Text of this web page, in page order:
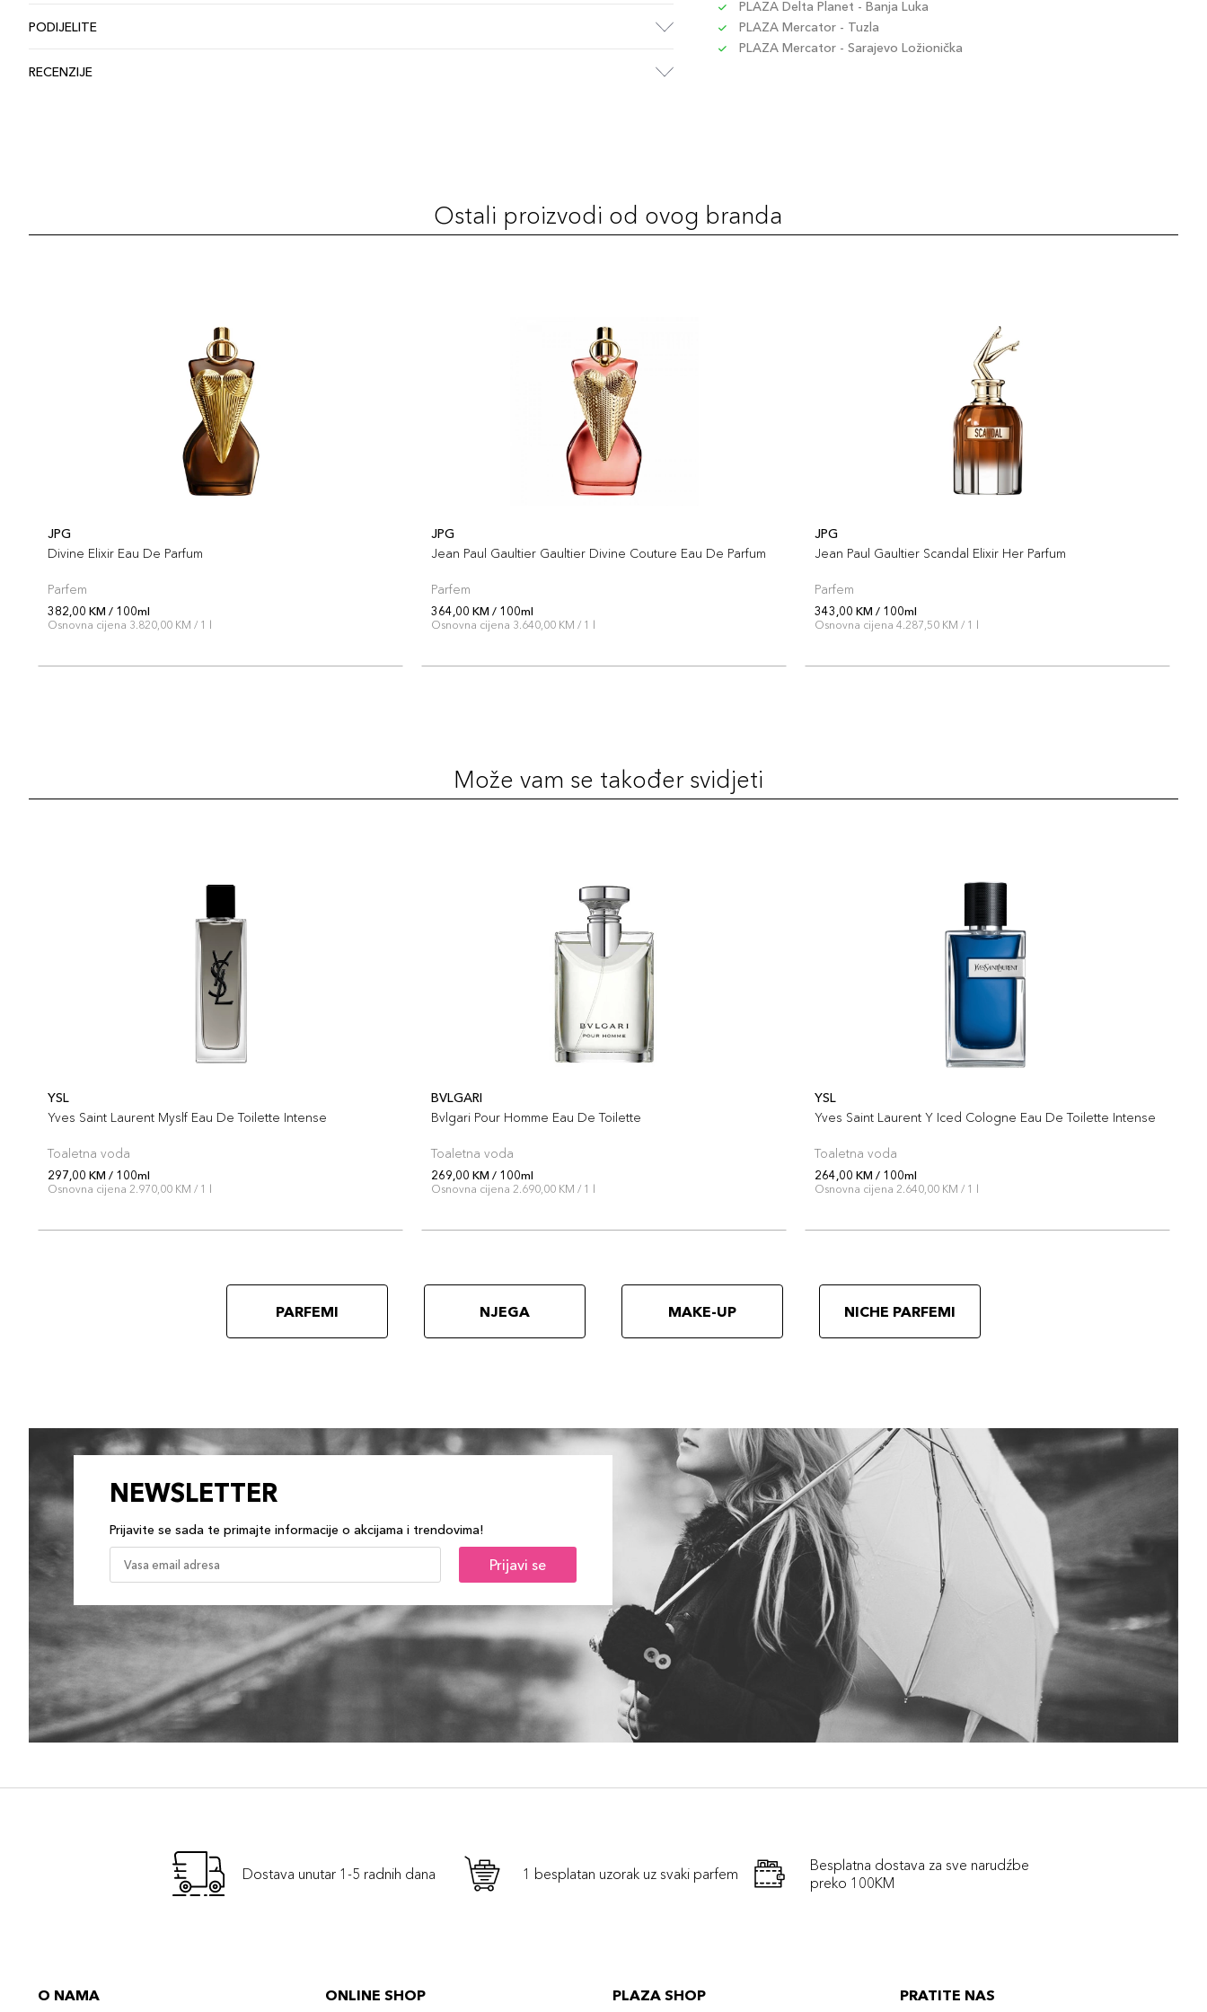
PODIJELITE
RECENZIJE
PLAZA Delta Planet - Banja Luka
PLAZA Mercator - Tuzla
PLAZA Mercator - Sarajevo Ložionička
Ostali proizvodi od ovog branda
JPG
Divine Elixir Eau De Parfum
Parfem
382,00 KM / 100ml
Osnovna cijena 3.820,00 KM / 1 l
JPG
Jean Paul Gaultier Gaultier Divine Couture Eau De Parfum
Parfem
364,00 KM / 100ml
Osnovna cijena 3.640,00 KM / 1 l
JPG
Jean Paul Gaultier Scandal Elixir Her Parfum
Parfem
343,00 KM / 100ml
Osnovna cijena 4.287,50 KM / 1 l
Može vam se također svidjeti
YSL
Yves Saint Laurent Myslf Eau De Toilette Intense
Toaletna voda
297,00 KM / 100ml
Osnovna cijena 2.970,00 KM / 1 l
BVLGARI
Bvlgari Pour Homme Eau De Toilette
Toaletna voda
269,00 KM / 100ml
Osnovna cijena 2.690,00 KM / 1 l
YSL
Yves Saint Laurent Y Iced Cologne Eau De Toilette Intense
Toaletna voda
264,00 KM / 100ml
Osnovna cijena 2.640,00 KM / 1 l
PARFEMI NJEGA MAKE-UP NICHE PARFEMI
NEWSLETTER
Prijavite se sada te primajte informacije o akcijama i trendovima!
Prijavi se
Dostava unutar 1-5 radnih dana 1 besplatan uzorak uz svaki parfem
Besplatna dostava za sve narudźbe
preko 100KM
O NAMA ONLINE SHOP PLAZA SHOP PRATITE NAS